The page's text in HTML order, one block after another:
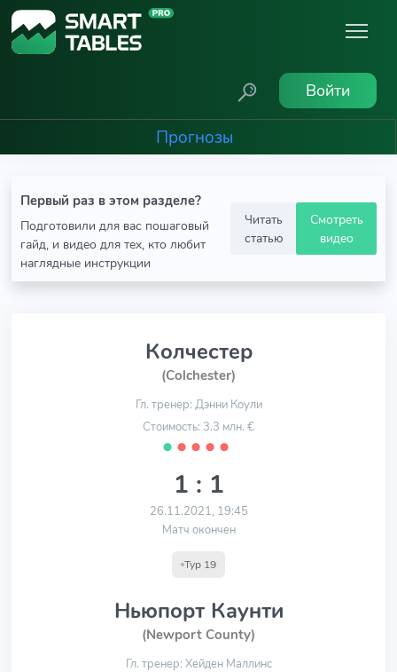
Войти
Прогнозы
Первый раз в этом разделе?
Подготовили для вас пошаговый
гайд, и видео для тех, кто любит
наглядные инструкции
Читать
статью
Смотреть
видео
Колчестер
(Colchester)
Гл. тренер: Дэнни Коули
Стоимость: 3.3 млн. €
⬤ ⬤ ⬤ ⬤ ⬤
1 : 1
26.11.2021, 19:45
Матч окончен
Тур 19
Ньюпорт Каунти
(Newport County)
Гл. тренер: Хейден Маллинс